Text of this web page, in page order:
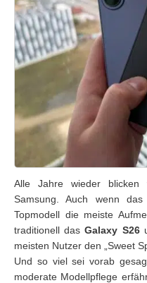
Alle Jahre wieder
Samsung. Auch wenn
Topmodell die meiste
traditionell dasGalaxy S26
meisten Nutzer den „Sweet
Und so viel sei vorab
moderate Modellpflege